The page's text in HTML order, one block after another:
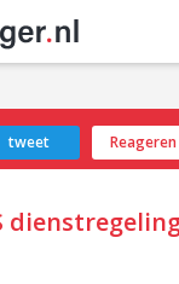
tweet Reageren